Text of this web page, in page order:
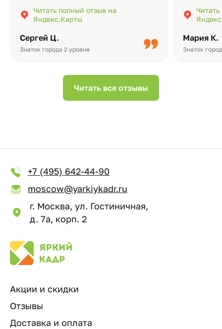
Сергей Ц.
Знаток города 2 уровня
подчёркивает значимость события.
Качество альбомов на высшем уровне:
Читать полный отзыв на
Яндекс.Карты
Мария К.
Знаток
добавить
видео с
Читать все отзывы
+7 (495) 642-44-90
moscow@yarkiykadr.ru
г. Москва, ул. Гостиничная,
д. 7а, корп. 2
Акции и скидки
Отзывы
Доставка и оплата